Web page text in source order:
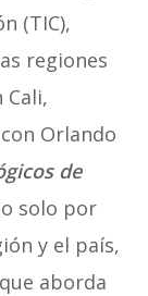
(TIC),
regiones
Cali,
Orlando
de
solo por
y el país,
aborda